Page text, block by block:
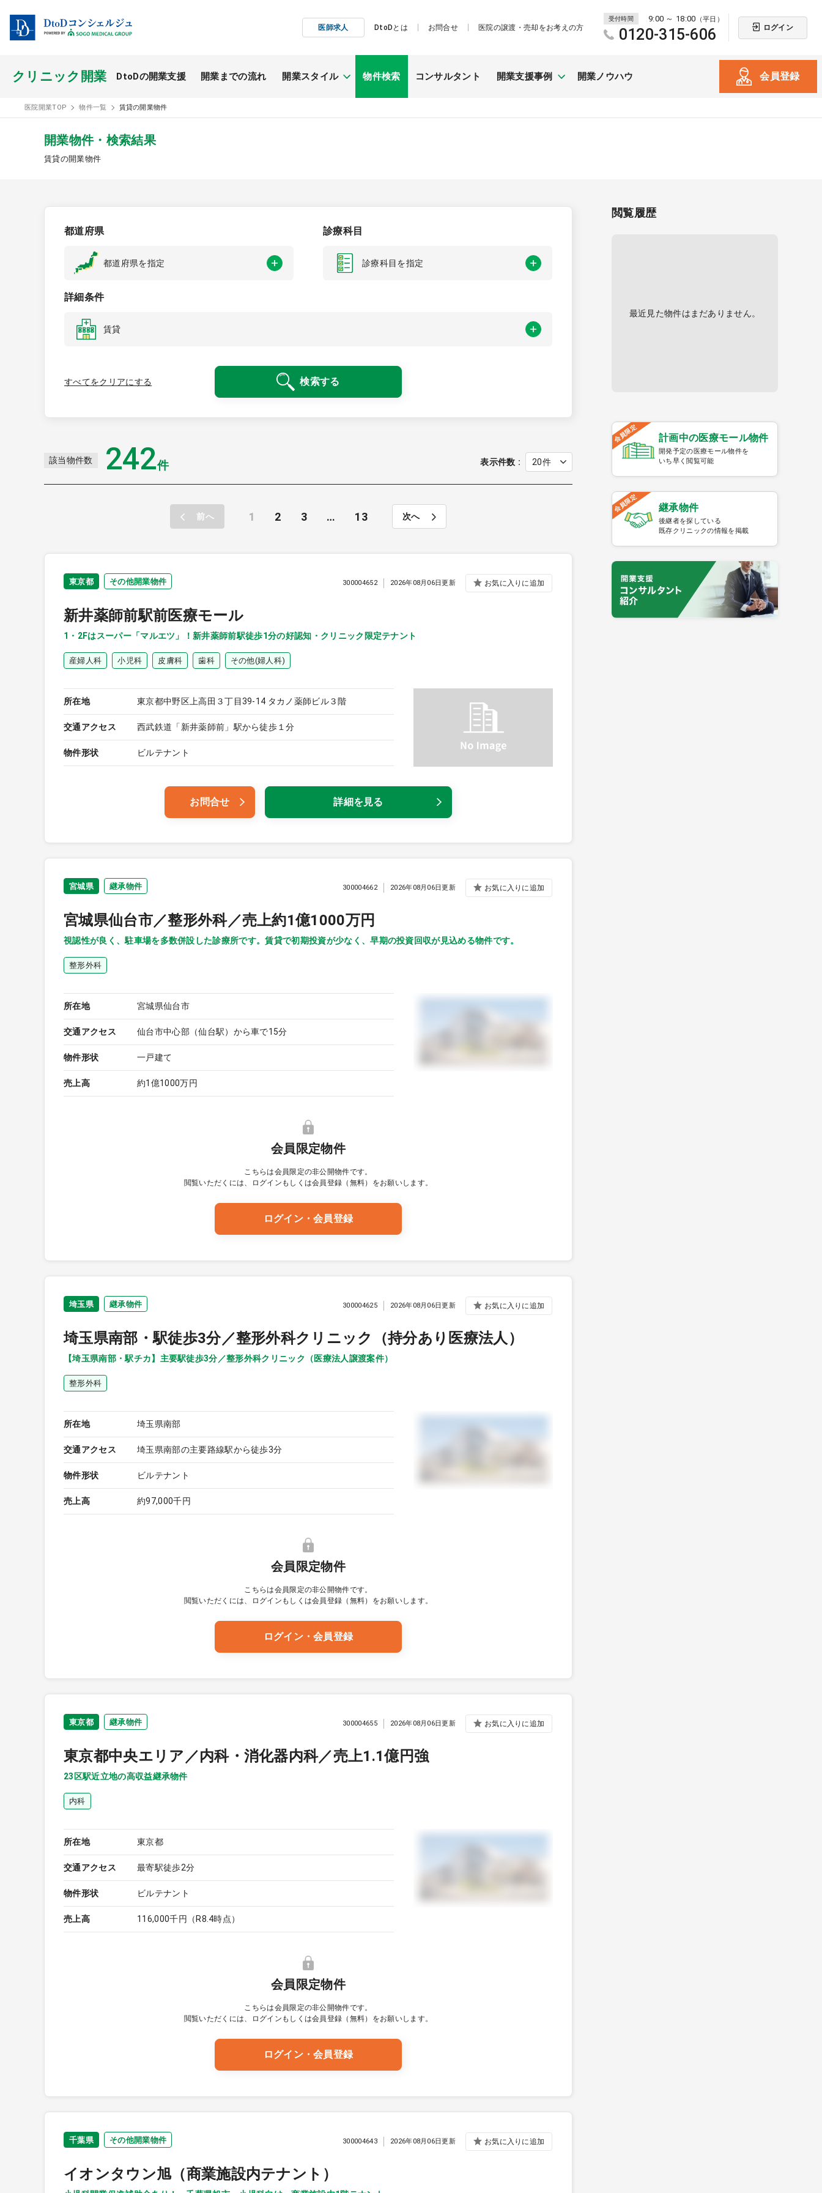
医師求人 DtoDとは お問合せ 医院の譲渡・売却をお考えの方
受付時間 9:00 ～ 18:00 （平日）
0120-315-606 ログイン
クリニック開業 DtoDの開業支援 開業までの流れ 開業スタイル
開業スタイル TOP
物件検索 コンサルタント 開業支援事例 開業ノウハウ 会員登録
医院開業TOP 物件一覧 賃貸の開業物件
開業物件・検索結果
賃貸の開業物件
都道府県
都道府県を指定
診療科目
診療科目を指定
詳細条件
賃貸
検索する
すべてをクリアにする
該当物件数 242件 表示件数
前へ 1 2 3 … 13 次へ
東京都 その他開業物件
新井薬師前駅前医療モール
1・2Fはスーパー「マルエツ」！新井薬師前駅徒歩1分の好認知・クリニック限定テナント
300004652 2026年08月06日更新 お気に入りに追加
産婦人科 小児科 皮膚科 歯科 その他(婦人科)
所在地 東京都中野区上高田３丁目39-14 タカノ薬師ビル３階
交通アクセス 西武鉄道「新井薬師前」駅から徒歩１分
物件形状 ビルテナント
お問合せ 詳細を見る
宮城県 継承物件
宮城県仙台市／整形外科／売上約1億1000万円
視認性が良く、駐車場を多数併設した診療所です。賃貸で初期投資が少なく、早期の投資回収が見込める物件です。
300004662 2026年08月06日更新 お気に入りに追加
整形外科
所在地 宮城県仙台市
交通アクセス 仙台市中心部（仙台駅）から車で15分
物件形状 一戸建て
売上高 約1億1000万円
会員限定物件
こちらは会員限定の非公開物件です。
閲覧いただくには、ログイン もしくは会員登録（無料）をお願いします。
ログイン・会員登録
埼玉県 継承物件
埼玉県南部・駅徒歩3分／整形外科クリニック（持分あり医療法人）
【埼玉県南部・駅チカ】主要駅徒歩3分／整形外科クリニック（医療法人譲渡案件）
300004625 2026年08月06日更新 お気に入りに追加
整形外科
所在地 埼玉県南部
交通アクセス 埼玉県南部の主要路線駅から徒歩3分
物件形状 ビルテナント
売上高 約97,000千円
会員限定物件
こちらは会員限定の非公開物件です。
閲覧いただくには、ログイン もしくは会員登録（無料）をお願いします。
ログイン・会員登録
東京都 継承物件
東京都中央エリア／内科・消化器内科／売上1.1億円強
23区駅近立地の高収益継承物件
300004655 2026年08月06日更新 お気に入りに追加
内科
所在地 東京都
交通アクセス 最寄駅徒歩2分
物件形状 ビルテナント
売上高 116,000千円（R8.4時点）
会員限定物件
こちらは会員限定の非公開物件です。
閲覧いただくには、ログイン もしくは会員登録（無料）をお願いします。
ログイン・会員登録
千葉県 その他開業物件
イオンタウン旭（商業施設内テナント）
300004643 2026年08月06日更新 お気に入りに追加
閲覧履歴
最近見た物件はまだありません。
会員限定 計画中の医療モール物件
開発予定の医療モール物件を
いち早く閲覧可能
会員限定 継承物件
後継者を探している
既存クリニックの情報を掲載